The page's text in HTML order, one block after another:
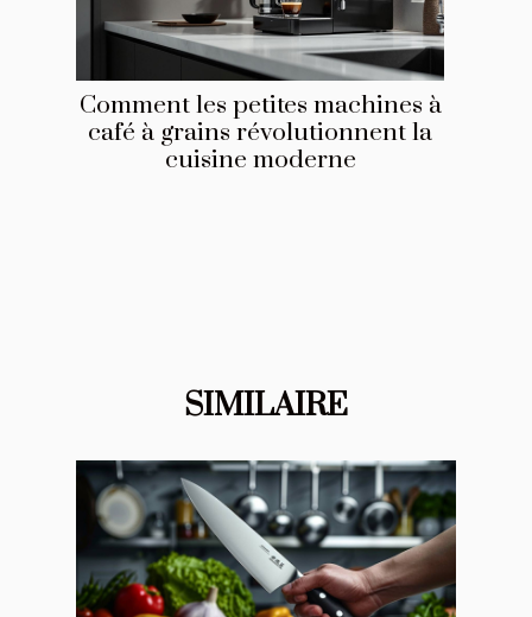
Comment les petites machines à
café à grains révolutionnent la
cuisine moderne
SIMILAIRE